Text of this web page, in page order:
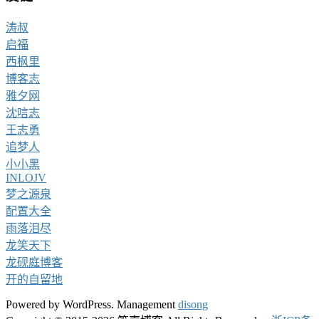
涛叔
启福
西枫里
博客志
雅夕网
沈唁志
王志勇
追梦人
小小黑
INLOJV
梦之源泉
配置大全
雨落泪尽
龙笑天下
龙砚庭博客
开的自留地
Powered by WordPress. Management disong